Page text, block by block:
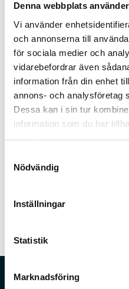
Denna webbplats
Vi använder
och annonserna till
för sociala medier och
vidarebefordrar även
information från din enhet
annons- och analysföretag
Dessa kan i sin tur
information som du har
samlat in när du har använt
Nödvändig
Inställningar
Statistik
Marknadsföring
Kullager 4204 - 20x47x18
Kullager 4205 ATN9 - 25x52x18
Kullager 4206 TVH - 30x62x20
Kullager 4207 - 35x72x23
Kullager 4208 - 40x80x23
Kullager 4210 - 50x90x23
Kullager 4212 ATN9 - 60x110x28
Fråga oss!